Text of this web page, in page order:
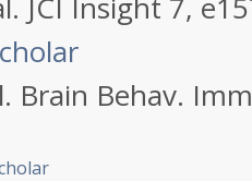
Brain Behav.